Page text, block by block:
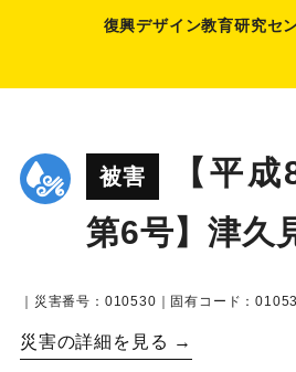
復興デザイン教育研究セ
被害
【平
第6号】津久
｜災害番号：010530｜固有コード：
災害の詳細を見る →